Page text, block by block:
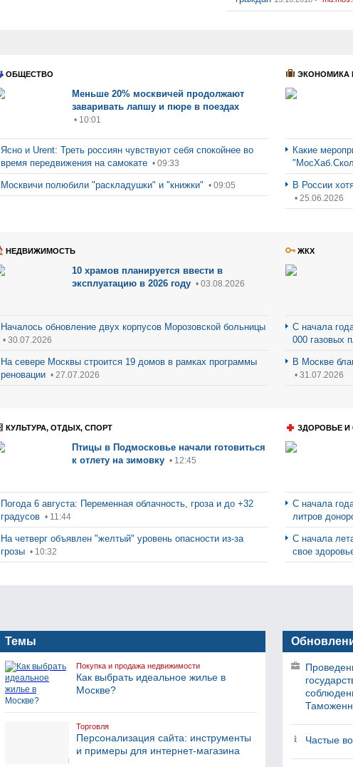
ОБЩЕСТВО
Меньше 20% москвичей продолжают
заваривать лапшу и пюре в поездах
• 10:01
Ясно и Urent: Треть россиян чувствуют себя спокойнее во
время передвижения на самокате • 09:33
Москвичи полюбили "раскладушки" и "книжки" • 09:05
ЭКОНОМИКА
Какие
В России
• 25.06.2026
НЕДВИЖИМОСТЬ
10 храмов планируется ввести в
эксплуатацию в 2026 году • 03.08.2026
Началось обновление двух корпусов Морозовской больницы
• 30.07.2026
На севере Москвы строится 19 домов в рамках программы
реновации • 27.07.2026
ЖКХ
С начала
000 газовых
В Москве
• 31.07.2026
КУЛЬТУРА, ОТДЫХ, СПОРТ
Птицы в Подмосковье начали готовиться
к отлету на зимовку • 12:45
Погода 6 августа: Переменная облачность, гроза и до +32
градусов • 11:44
На четверг объявлен "желтый" уровень опасности из-за
грозы • 10:32
ЗДОРОВЬЕ И
С начала
литров
С начала
свое
Темы
Покупка и продажа недвижимости
Как выбрать идеальное жилье в
Москве?
Торговля
Персонализация сайта: инструменты
и примеры для интернет-магазина
Частые